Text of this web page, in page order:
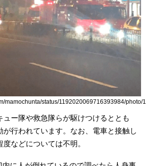
mamochunta/status/1192020069716393984/photo/1
ュー隊や救急隊らが駆けつけるととも
が行われています。なお、電車と接触し
などについては不明。